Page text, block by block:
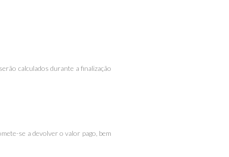
calculados durante a finalização
se a devolver o valor pago, bem